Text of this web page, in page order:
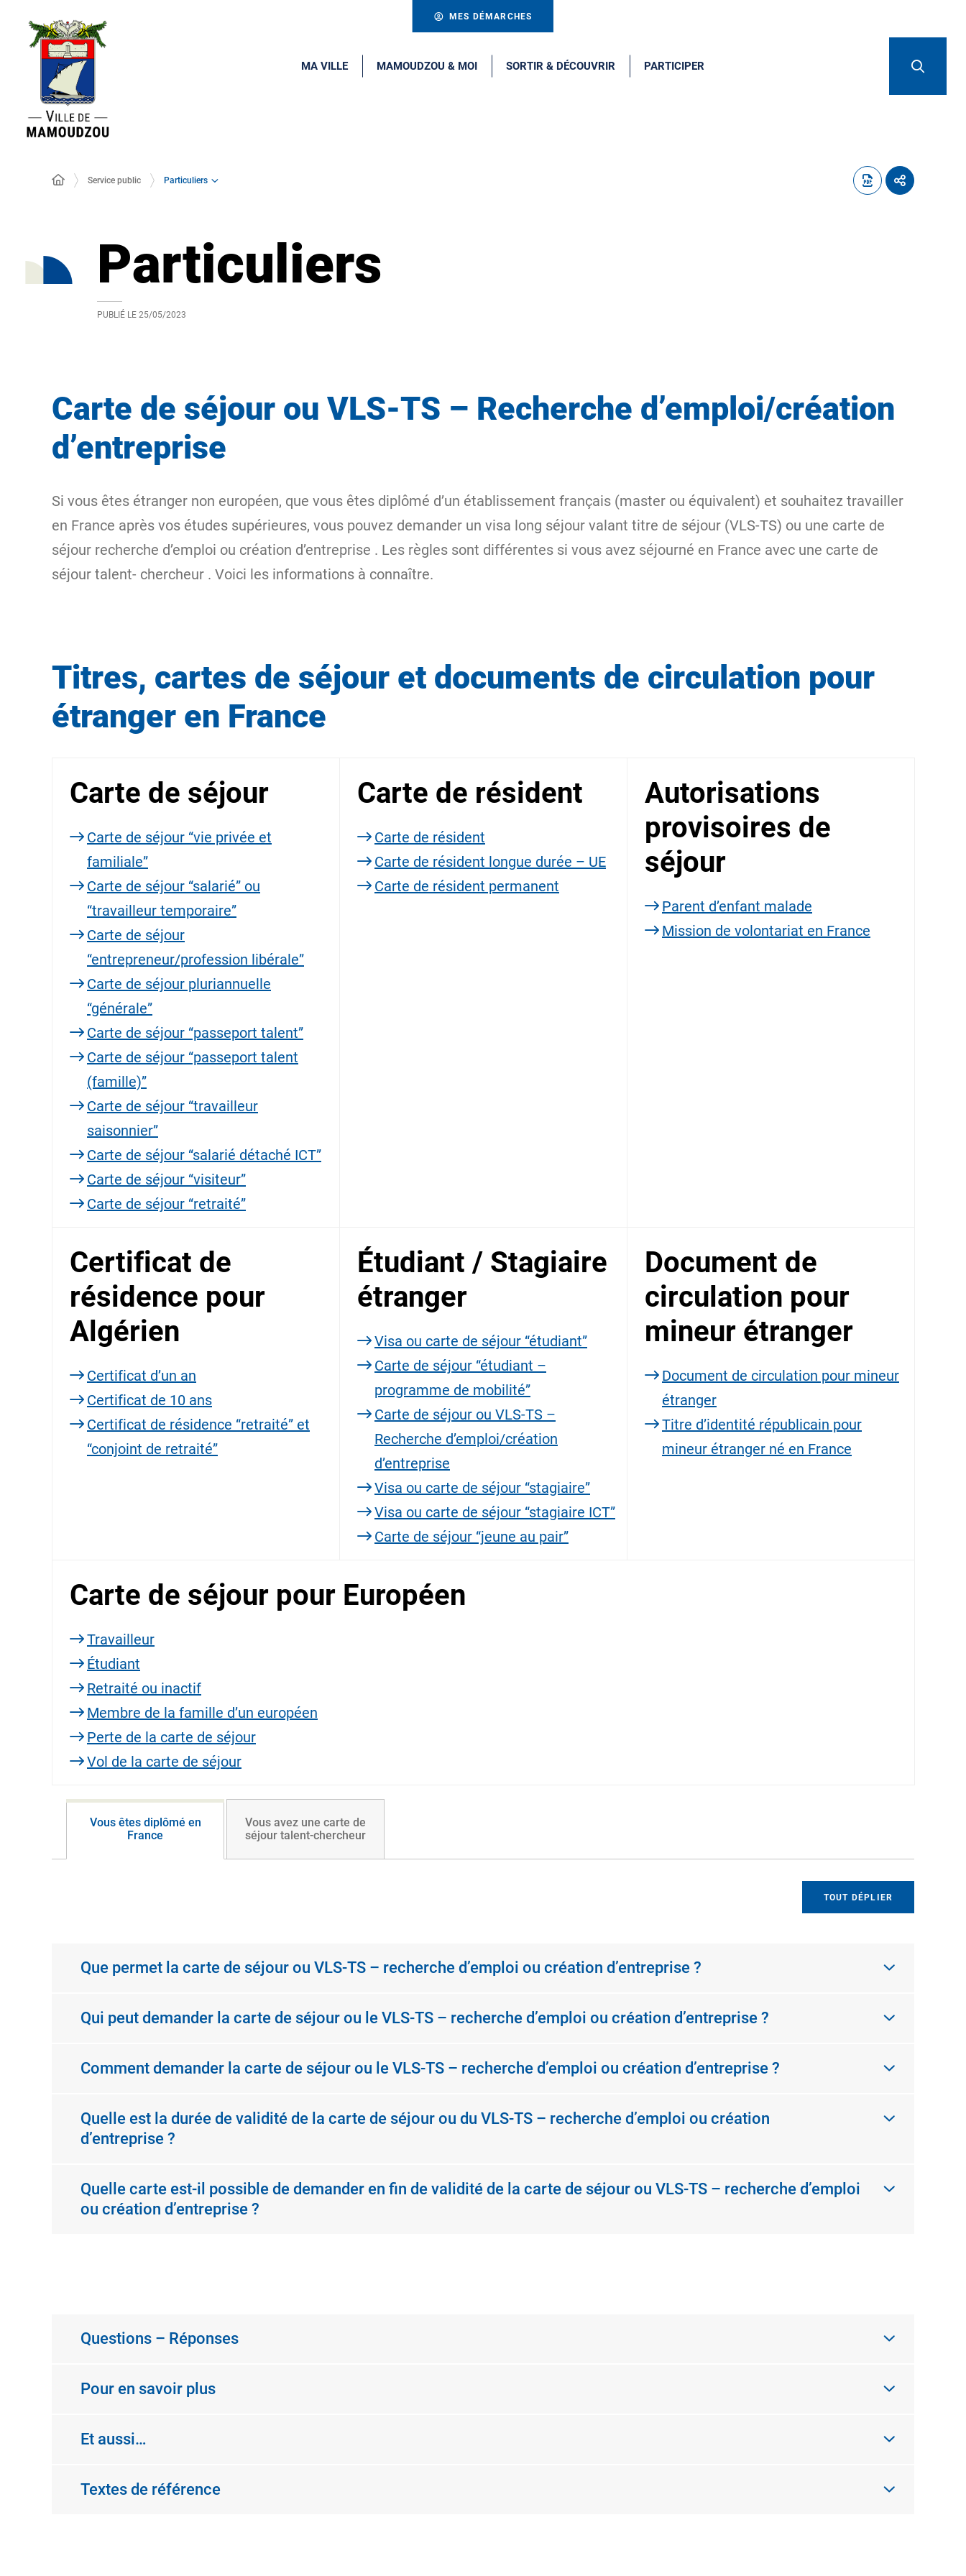
MES DÉMARCHES
MA VILLE MAMOUDZOU & MOI SORTIR & DÉCOUVRIR PARTICIPER
Service public Particuliers
Particuliers
PUBLIÉ LE 25/05/2023
Carte de séjour ou VLS-TS – Recherche d’emploi/création
d’entreprise
Si vous êtes étranger non européen, que vous êtes diplômé d’un établissement français (master ou équivalent) et souhaitez travailler
en France après vos études supérieures, vous pouvez demander un visa long séjour valant titre de séjour (VLS-TS) ou une carte de
séjour recherche d’emploi ou création d’entreprise . Les règles sont différentes si vous avez séjourné en France avec une carte de
séjour talent- chercheur . Voici les informations à connaître.
Titres, cartes de séjour et documents de circulation pour
étranger en France
Carte de séjour
Carte de séjour “vie privée et
familiale”
Carte de séjour “salarié” ou
“travailleur temporaire”
Carte de séjour
“entrepreneur/profession libérale”
Carte de séjour pluriannuelle
“générale”
Carte de séjour “passeport talent”
Carte de séjour “passeport talent
(famille)”
Carte de séjour “travailleur
saisonnier”
Carte de séjour “salarié détaché ICT”
Carte de séjour “visiteur”
Carte de séjour “retraité”
Carte de résident
Carte de résident
Carte de résident longue durée – UE
Carte de résident permanent
Autorisations
provisoires de
séjour
Parent d’enfant malade
Mission de volontariat en France
Certificat de
résidence pour
Algérien
Certificat d’un an
Certificat de 10 ans
Certificat de résidence “retraité” et
“conjoint de retraité”
Étudiant / Stagiaire
étranger
Visa ou carte de séjour “étudiant”
Carte de séjour “étudiant –
programme de mobilité”
Carte de séjour ou VLS-TS –
Recherche d’emploi/création
d’entreprise
Visa ou carte de séjour “stagiaire”
Visa ou carte de séjour “stagiaire ICT”
Carte de séjour “jeune au pair”
Document de
circulation pour
mineur étranger
Document de circulation pour mineur
étranger
Titre d’identité républicain pour
mineur étranger né en France
Carte de séjour pour Européen
Travailleur
Étudiant
Retraité ou inactif
Membre de la famille d’un européen
Perte de la carte de séjour
Vol de la carte de séjour
Vous êtes diplômé en
France
Vous avez une carte de
séjour talent-chercheur
TOUT DÉPLIER
Que permet la carte de séjour ou VLS-TS – recherche d’emploi ou création d’entreprise ?
Qui peut demander la carte de séjour ou le VLS-TS – recherche d’emploi ou création d’entreprise ?
Comment demander la carte de séjour ou le VLS-TS – recherche d’emploi ou création d’entreprise ?
Quelle est la durée de validité de la carte de séjour ou du VLS-TS – recherche d’emploi ou création
d’entreprise ?
Quelle carte est-il possible de demander en fin de validité de la carte de séjour ou VLS-TS – recherche d’emploi
ou création d’entreprise ?
Questions – Réponses
Pour en savoir plus
Et aussi…
Textes de référence